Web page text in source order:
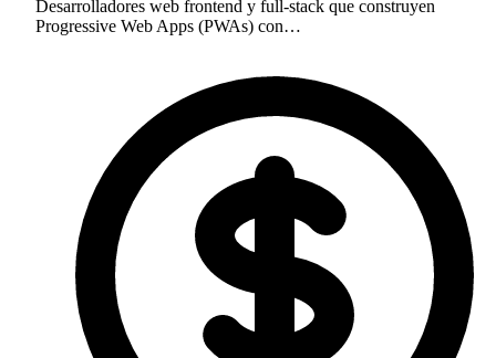
Desarrolladores web frontend y full-stack que construyen
Progressive Web Apps (PWAs) con…